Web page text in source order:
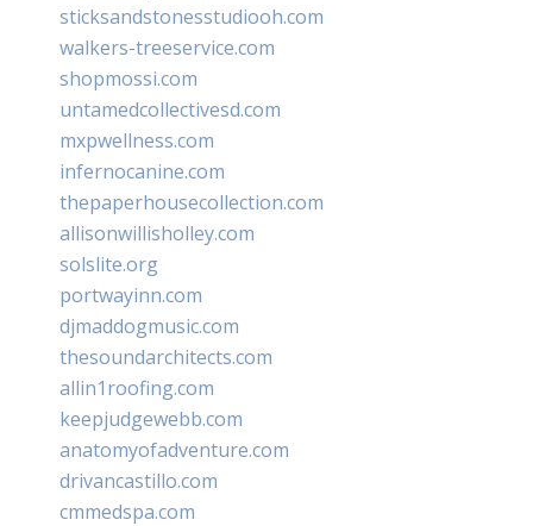
sticksandstonesstudiooh.com
walkers-treeservice.com
shopmossi.com
untamedcollectivesd.com
mxpwellness.com
infernocanine.com
thepaperhousecollection.com
allisonwillisholley.com
solslite.org
portwayinn.com
djmaddogmusic.com
thesoundarchitects.com
allin1roofing.com
keepjudgewebb.com
anatomyofadventure.com
drivancastillo.com
cmmedspa.com